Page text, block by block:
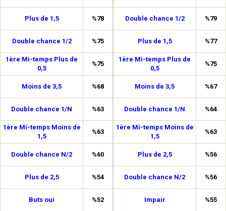
Plus de 1,5 %78
Double chance 1/2 %75
1ère Mi-temps Plus de
0,5
%75
Moins de 3,5 %68
Double chance 1/N %63
1ère Mi-temps Moins de
1,5
%63
Double chance N/2 %60
Plus de 2,5 %54
Buts oui %52
Double chance 1/2 %79
Plus de 1,5 %77
1ère Mi-temps Plus de
0,5
%75
Moins de 3,5 %67
Double chance 1/N %64
1ère Mi-temps Moins de
1,5
%63
Plus de 2,5 %56
Double chance N/2 %56
Impair %55